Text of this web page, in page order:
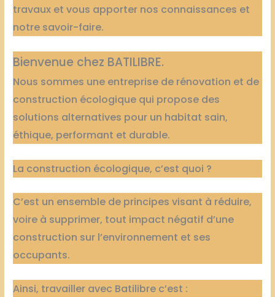
travaux et vous apporter nos connaissances et
notre savoir-faire.
Bienvenue chez BATILIBRE.
Nous sommes une entreprise de rénovation et de
construction écologique qui propose des
solutions alternatives pour un habitat sain,
éthique, performant et durable.
La construction écologique, c’est quoi ?
C’est un ensemble de principes visant à réduire,
voire à supprimer, tout impact négatif d’une
construction sur l’environnement et ses
occupants.
Ainsi, travailler avec Batilibre c’est :